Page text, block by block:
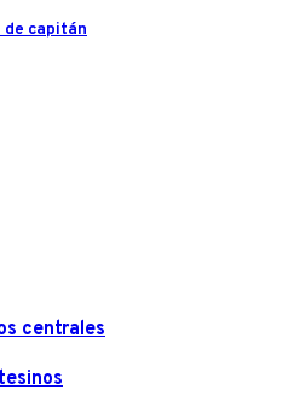
de capitán
centrales